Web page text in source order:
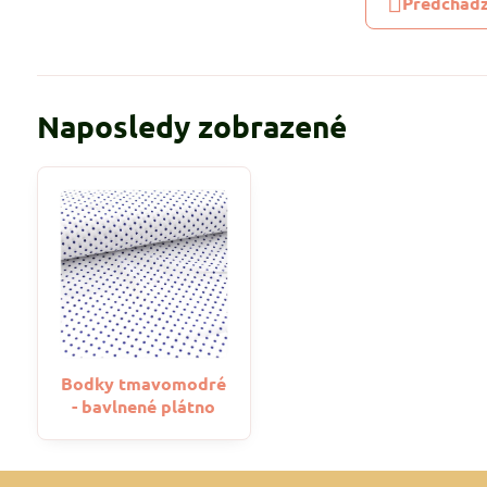
Naposledy zobrazené
Bodky tmavomodré
- bavlnené plátno